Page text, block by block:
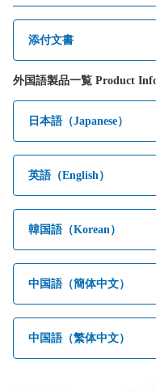
添付文書
外国語製品一覧 Product
日本語（Japanese）
英語（English）
韓国語（Korean）
中国語（簡体中文）
中国語（繁体中文）